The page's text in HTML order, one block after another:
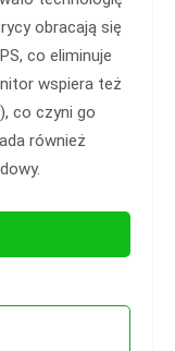
obracają się
co eliminuje
wspiera też
co czyni go
również